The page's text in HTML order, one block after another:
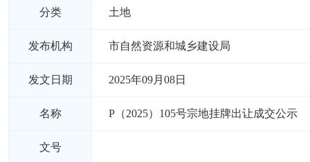
分类 土地
发布机构 市自然资源和城乡建设局
发文日期 2025年09月08日
名称 P（2025）105号宗地挂牌出让成交公示
文号